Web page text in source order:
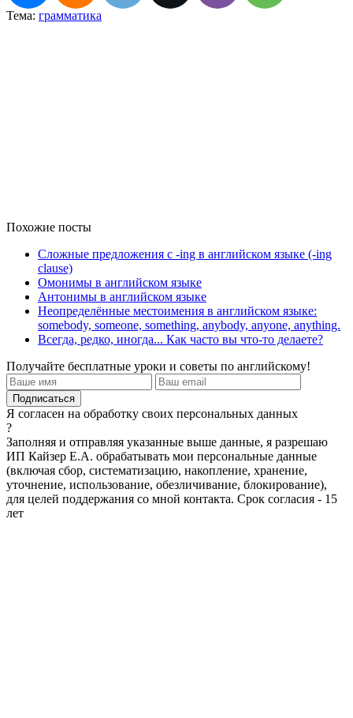
Тема: грамматика
Похожие посты
Сложные предложения с -ing в английском языке (-ing
clause)
Омонимы в английском языке
Антонимы в английском языке
Неопределённые местоимения в английском языке:
somebody, someone, something, anybody, anyone, anything.
Всегда, редко, иногда... Как часто вы что-то делаете?
Получайте бесплатные уроки и советы по английскому!
Я согласен на обработку своих персональных данных
?
Заполняя и отправляя указанные выше данные, я разрешаю
ИП Кайзер Е.А. обрабатывать мои персональные данные
(включая сбор, систематизацию, накопление, хранение,
уточнение, использование, обезличивание, блокирование),
для целей поддержания со мной контакта. Срок согласия - 15
лет